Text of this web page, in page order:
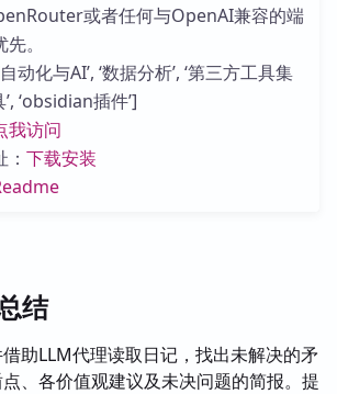
或者任何与OpenAI兼容的端
。
动化与AI’, ‘数据分析’, ‘第三方工具集
’, ‘obsidian插件’]
我访问
下载安装
结
助LLM代理读取日记，找出未解决的矛
、各价值观建议及未决问题的简报。提